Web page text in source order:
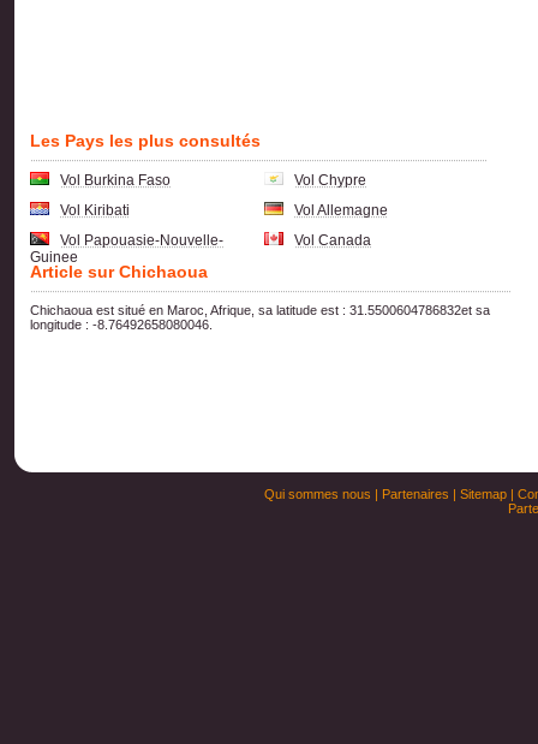
Les Pays les plus consultés
Vol Burkina Faso
Vol Chypre
Vol Kiribati
Vol Allemagne
Vol Papouasie-Nouvelle-
Guinee
Vol Canada
Article sur Chichaoua
Chichaoua est situé en Maroc, Afrique, sa latitude est : 31.5500604786832et sa
longitude : -8.76492658080046.
Qui sommes nous | Partenaires | Sitemap|